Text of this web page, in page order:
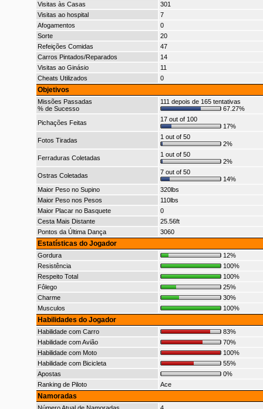
Visitas às Casas
301
Visitas ao hospital
7
Afogamentos
0
Sorte
20
Refeições Comidas
47
Carros Pintados/Reparados
14
Visitas ao Ginásio
11
Cheats Utilizados
0
Objetivos
Missões Passadas
% de Sucesso
111 depois de 165 tentativas
67.27%
Pichações Feitas
17 out of 100
17%
Fotos Tiradas
1 out of 50
2%
Ferraduras Coletadas
1 out of 50
2%
Ostras Coletadas
7 out of 50
14%
Maior Peso no Supino
320lbs
Maior Peso nos Pesos
110lbs
Maior Placar no Basquete
0
Cesta Mais Distante
25.56ft
Pontos da Última Dança
3060
Estatísticas do Jogador
Gordura
12%
Resistência
100%
Respeito Total
100%
Fôlego
25%
Charme
30%
Musculos
100%
Habilidades do Jogador
Habilidade com Carro
83%
Habilidade com Avião
70%
Habilidade com Moto
100%
Habilidade com Bicicleta
55%
Apostas
0%
Ranking de Piloto
Ace
Namoradas